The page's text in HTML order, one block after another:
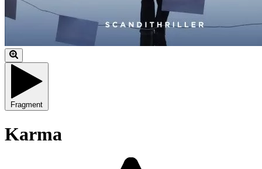
Fragment
Karma